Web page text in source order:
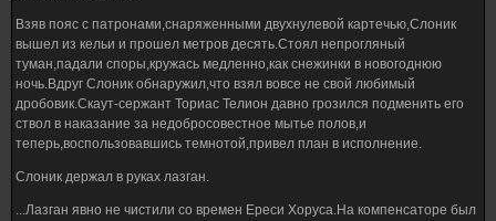
Взяв пояс с патронами,снаряженными двухнулевой картечью,Слоник
вышел из кельи и прошел метров десять.Стоял непрогляный
туман,падали споры,кружась медленно,как снежинки в новогоднюю
ночь.Вдруг Слоник обнаружил,что взял вовсе не свой любимый
дробовик.Скаут-сержант Ториас Телион давно грозился подменить его
ствол в наказание за недобросовестное мытье полов,и
теперь,воспользовавшись темнотой,привел план в исполнение.
Слоник держал в руках лазган.
...Лазган явно не чистили со времен Ереси Хоруса.На компенсаторе был